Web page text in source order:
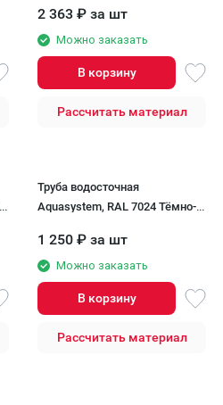
2 363 ₽ за шт
Можно заказать
В корзину
Рассчитать материал
Труба водосточная
Aquasystem, RAL 7024 Тёмно-
1 250 ₽ за шт
Можно заказать
В корзину
Рассчитать материал